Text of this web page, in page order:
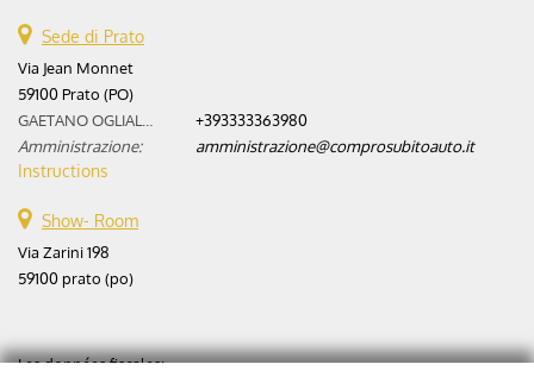
Sede di Prato
Via Jean Monnet
59100 Prato (PO)
+393333363980
Amministrazione:
amministrazione@comprosubitoauto.it
Instructions
Show- Room
Via Zarini 198
59100 prato (po)
Les données fiscales: